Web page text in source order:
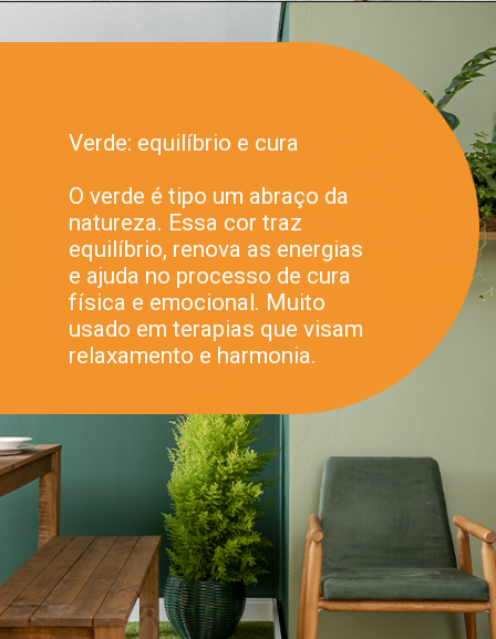
Verde: equilíbrio e cura
O verde é tipo um abraço da
natureza. Essa cor traz
equilíbrio, renova as energias
e ajuda no processo de cura
física e emocional. Muito
usado em terapias que visam
relaxamento e harmonia.